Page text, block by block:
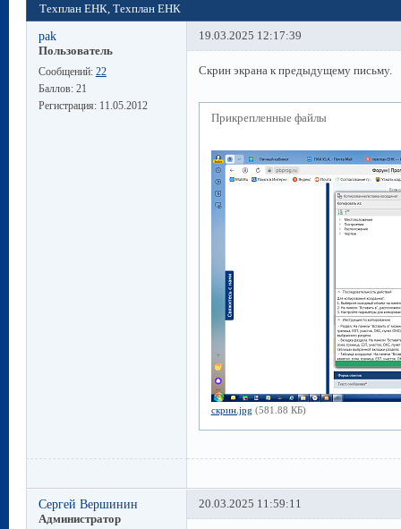
Техплан ЕНК, Техплан ЕНК
pak
Пользователь
Сообщений: 22
Баллов: 21
Регистрация: 11.05.2012
19.03.2025 12:17:39
Скрин экрана к предыдущему письму.
Прикрепленные файлы
скрин.jpg (581.88 КБ)
Сергей Вершинин
Администратор
20.03.2025 11:59:11